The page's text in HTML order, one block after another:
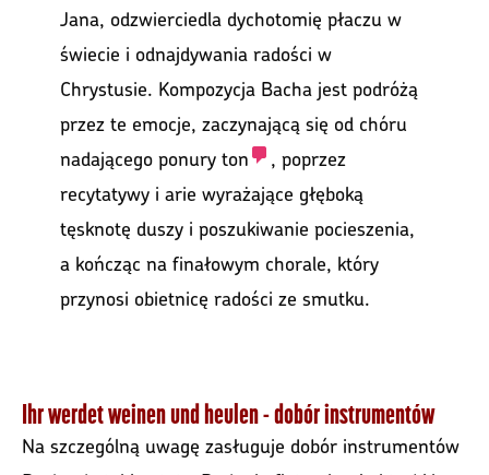
Jana, odzwierciedla dychotomię płaczu w
świecie i odnajdywania radości w
Chrystusie. Kompozycja Bacha jest podróżą
przez te emocje, zaczynającą się od chóru
nadającego ponury ton
, poprzez
recytatywy i arie wyrażające głęboką
tęsknotę duszy i poszukiwanie pocieszenia,
a kończąc na finałowym chorale, który
przynosi obietnicę radości ze smutku.
Ihr werdet weinen und heulen - dobór instrumentów
Na szczególną uwagę zasługuje dobór instrumentów